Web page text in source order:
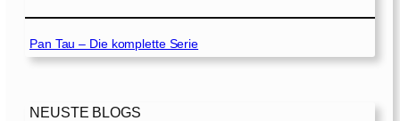
Pan Tau – Die komplette Serie
NEUSTE BLOGS